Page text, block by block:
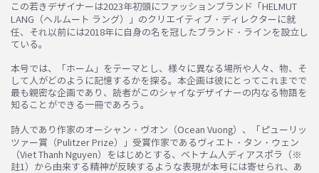
この若きデザイナーは2023年初頭にファッションブランド「HELMUT
LANG（ヘルムート ラング）」のクリエイティブ・ディレクターに就
任、それ以前には2018年に自身の名を冠したブランド・ラインを設立し
ている。
本号では、「ホーム」をテーマとし、様々に異なる場所や人々、物、そ
して人がどのように記憶するかを探る。本企画は彼にとってこれまでで
最も親密な企画であり、読者がこのシャイなデザイナーの内なる物語を
知ることができる一冊であろう。
詩人であり作家のオーシャン・ヴオン（Ocean Vuong）、「ピューリッ
ツァー賞（Pulitzer Prize）」受賞作家であるヴィエト・タン・ウェン
（Viet Thanh Nguyen）をはじめとする、ベトナム人ディアスポラ（※
註1）から由来する精神が反映するような表現が本号には寄せられ、あ